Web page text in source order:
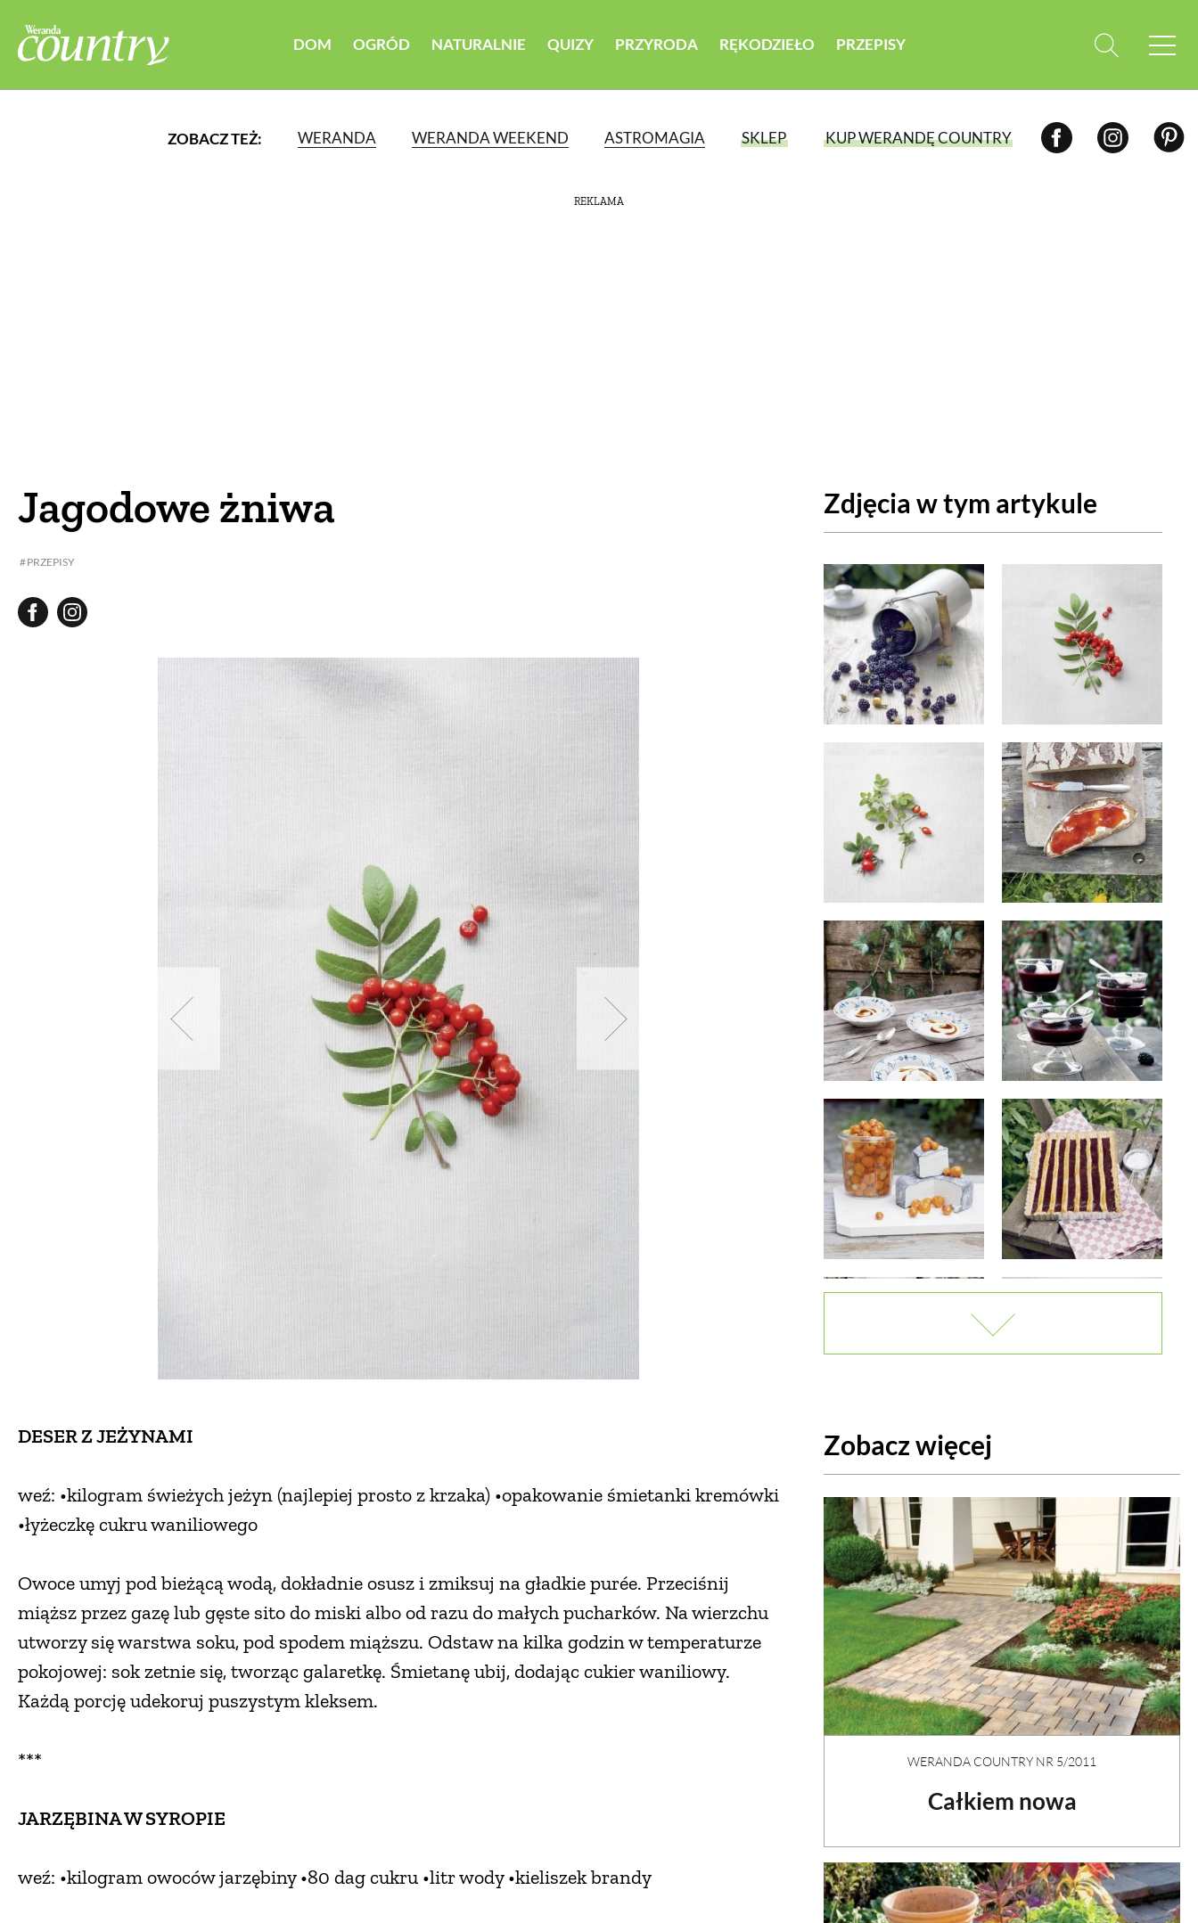
DOM OGRÓD NATURALNIE QUIZY PRZYRODA RĘKODZIEŁO PRZEPISY
ZOBACZ TEŻ: WERANDA WERANDA WEEKEND ASTROMAGIA SKLEP KUP WERANDĘ COUNTRY
REKLAMA
Jagodowe żniwa
PRZEPISY
Zdjęcia w tym artykule
DESER Z JEŻYNAMI
weź: •kilogram świeżych jeżyn (najlepiej prosto z krzaka) •opakowanie śmietanki kremówki
•łyżeczkę cukru waniliowego
Owoce umyj pod bieżącą wodą, dokładnie osusz i zmiksuj na gładkie purée. Przeciśnij
miąższ przez gazę lub gęste sito do miski albo od razu do małych pucharków. Na wierzchu
utworzy się warstwa soku, pod spodem miąższu. Odstaw na kilka godzin w temperaturze
pokojowej: sok zetnie się, tworząc galaretkę. Śmietanę ubij, dodając cukier waniliowy.
Każdą porcję udekoruj puszystym kleksem.
***
JARZĘBINA W SYROPIE
weź: •kilogram owoców jarzębiny •80 dag cukru •litr wody •kieliszek brandy
Zobacz więcej
WERANDA COUNTRY NR 5/2011
Całkiem nowa
PROJEKTOWANIE OGRODU NATURALNA APTECZKA
ZWIERZĘTA DOMOWE
RĘKODZIEŁO RZEMIOSŁO
ZWYCZAJE ZRÓB TO SAM ŚNIADANIA PRZYSTAWKI ZUPY
DANIA GŁÓWNE PRZETWORY INNE